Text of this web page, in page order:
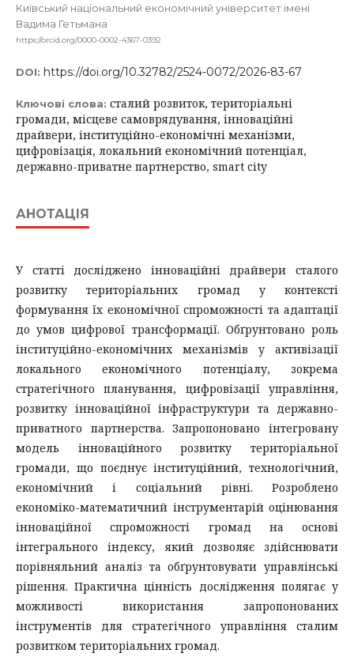
Київський національний економічний університет імені
Вадима Гетьмана
https://orcid.org/0000-0002-4367-0392
DOI: https://doi.org/10.32782/2524-0072/2026-83-67
Ключові слова: сталий розвиток, територіальні
громади, місцеве самоврядування, інноваційні
драйвери, інституційно-економічні механізми,
цифровізація, локальний економічний потенціал,
державно-приватне партнерство, smart city
АНОТАЦІЯ
У статті досліджено інноваційні драйвери сталого
розвитку територіальних громад у контексті
формування їх економічної спроможності та адаптації
до умов цифрової трансформації. Обґрунтовано роль
інституційно-економічних механізмів у активізації
локального економічного потенціалу, зокрема
стратегічного планування, цифровізації управління,
розвитку інноваційної інфраструктури та державно-
приватного партнерства. Запропоновано інтегровану
модель інноваційного розвитку територіальної
громади, що поєднує інституційний, технологічний,
економічний і соціальний рівні. Розроблено
економіко-математичний інструментарій оцінювання
інноваційної спроможності громад на основі
інтегрального індексу, який дозволяє здійснювати
порівняльний аналіз та обґрунтовувати управлінські
рішення. Практична цінність дослідження полягає у
можливості використання запропонованих
інструментів для стратегічного управління сталим
розвитком територіальних громад.